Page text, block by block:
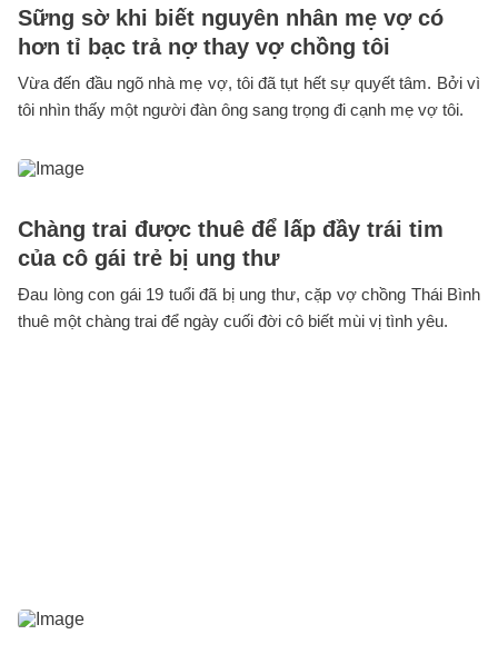
Sững sờ khi biết nguyên nhân mẹ vợ có
hơn tỉ bạc trả nợ thay vợ chồng tôi
Vừa đến đầu ngõ nhà mẹ vợ, tôi đã tụt hết sự quyết tâm. Bởi vì
tôi nhìn thấy một người đàn ông sang trọng đi cạnh mẹ vợ tôi.
Chàng trai được thuê để lấp đầy trái tim
của cô gái trẻ bị ung thư
Đau lòng con gái 19 tuổi đã bị ung thư, cặp vợ chồng Thái Bình
thuê một chàng trai để ngày cuối đời cô biết mùi vị tình yêu.